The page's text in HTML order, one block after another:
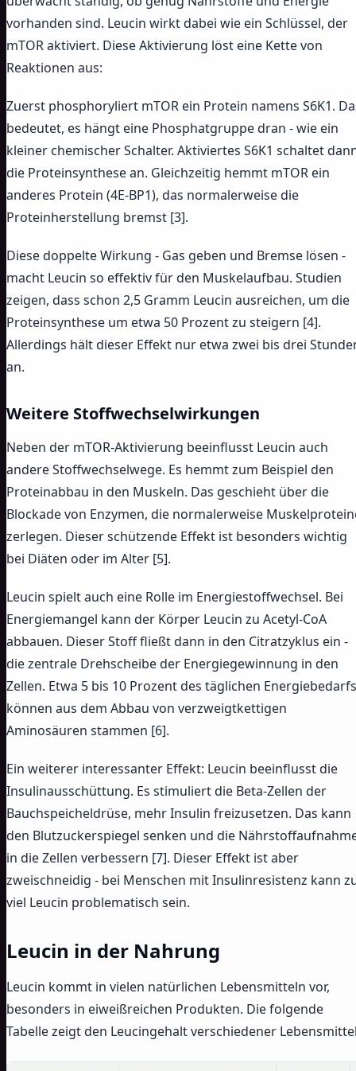
vorhanden sind. Leucin wirkt dabei wie ein Schlüssel, der
mTOR aktiviert. Diese Aktivierung löst eine Kette von
Reaktionen aus:
Zuerst phosphoryliert mTOR ein Protein namens S6K1.
bedeutet, es hängt eine Phosphatgruppe dran - wie ein
kleiner chemischer Schalter. Aktiviertes S6K1 schaltet
die Proteinsynthese an. Gleichzeitig hemmt mTOR ein
anderes Protein (4E-BP1), das normalerweise die
Proteinherstellung bremst [3].
Diese doppelte Wirkung - Gas geben und Bremse lösen -
macht Leucin so effektiv für den Muskelaufbau. Studien
zeigen, dass schon 2,5 Gramm Leucin ausreichen, um die
Proteinsynthese um etwa 50 Prozent zu steigern [4].
Allerdings hält dieser Effekt nur etwa zwei bis drei
an.
Weitere Stoffwechselwirkungen
Neben der mTOR-Aktivierung beeinflusst Leucin auch
andere Stoffwechselwege. Es hemmt zum Beispiel den
Proteinabbau in den Muskeln. Das geschieht über die
Blockade von Enzymen, die normalerweise
zerlegen. Dieser schützende Effekt ist besonders wichtig
bei Diäten oder im Alter [5].
Leucin spielt auch eine Rolle im Energiestoffwechsel. Bei
Energiemangel kann der Körper Leucin zu Acetyl-CoA
abbauen. Dieser Stoff fließt dann in den Citratzyklus ein -
die zentrale Drehscheibe der Energiegewinnung in den
Zellen. Etwa 5 bis 10 Prozent des täglichen Energiebedarfs
können aus dem Abbau von verzweigtkettigen
Aminosäuren stammen [6].
Ein weiterer interessanter Effekt: Leucin beeinflusst die
Insulinausschüttung. Es stimuliert die Beta-Zellen der
Bauchspeicheldrüse, mehr Insulin freizusetzen. Das kann
den Blutzuckerspiegel senken und die
in die Zellen verbessern [7]. Dieser Effekt ist aber
zweischneidig - bei Menschen mit Insulinresistenz kann
viel Leucin problematisch sein.
Leucin in der Nahrung
Leucin kommt in vielen natürlichen Lebensmitteln vor,
besonders in eiweißreichen Produkten. Die folgende
Tabelle zeigt den Leucingehalt verschiedener